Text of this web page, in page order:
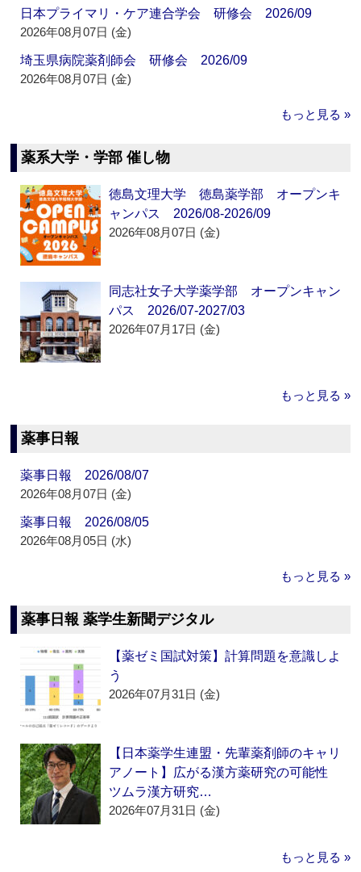
日本プライマリ・ケア連合学会 研修会 2026/09
2026年08月07日 (金)
埼玉県病院薬剤師会 研修会 2026/09
2026年08月07日 (金)
もっと見る »
薬系大学・学部 催し物
徳島文理大学 徳島薬学部 オープンキ
ャンパス 2026/08-2026/09
2026年08月07日 (金)
同志社女子大学薬学部 オープンキャン
パス 2026/07-2027/03
2026年07月17日 (金)
もっと見る »
薬事日報
薬事日報 2026/08/07
2026年08月07日 (金)
薬事日報 2026/08/05
2026年08月05日 (水)
もっと見る »
薬事日報 薬学生新聞デジタル
【薬ゼミ国試対策】計算問題を意識しよ
う
2026年07月31日 (金)
【日本薬学生連盟・先輩薬剤師のキャリ
アノート】広がる漢方薬研究の可能性
ツムラ漢方研究…
2026年07月31日 (金)
もっと見る »